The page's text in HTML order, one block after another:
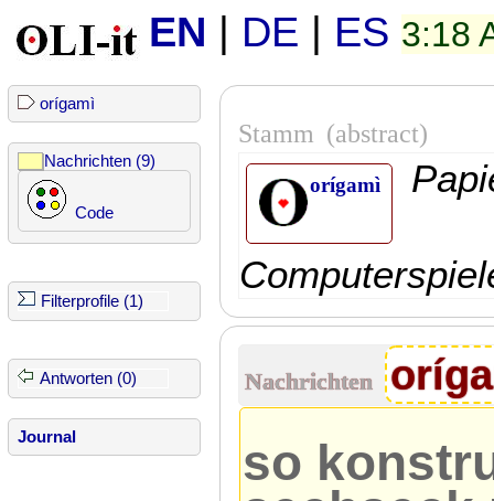
EN | DE | ES 3:18
orígamì
Nachrichten (9)
Code
Filterprofile (1)
Antworten (0)
Journal
Stamm (abstract)
orígamì
Nachrichten
so